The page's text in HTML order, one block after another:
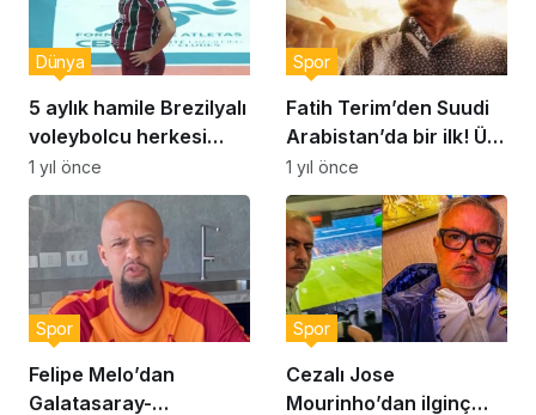
5 aylık hamile Brezilyalı
voleybolcu herkesi
şaşırttı!
Dünya
1 yıl önce
Fatih Terim’den Suudi
Arabistan’da bir ilk! Üst
üste iki maçını…
Spor
1 yıl önce
Felipe Melo’dan
Galatasaray-
Spor
Cezalı Jose
Mourinho’dan ilginç
Spor